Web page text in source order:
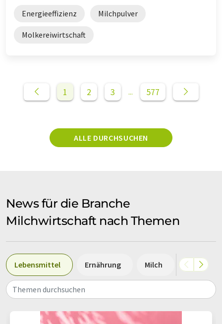
Energieeffizienz Milchpulver
Molkereiwirtschaft
1 2 3 ... 577
ALLE DURCHSUCHEN
News für die Branche
Milchwirtschaft nach Themen
Lebensmittel Ernährung Milch
Themen durchsuchen